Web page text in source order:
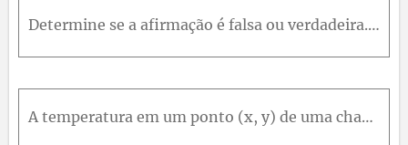
Determine se a afirmação é falsa ou verdadeira. Se for verdadeira, explique por quê. Caso contrário, explique por que ou dê um exemplo que mostre que é falsaSe F = Pî + Qĵ e P_y = Q_x em uma região ab
A temperatura em um ponto (x, y) de uma chapa de metal é dada por T(x, y) = 60 / (1 + x^2 + y^2) onde T é medido em °C e x, y em metros. Determine a taxa de variação da temperatura no ponto (2, 1) (a)